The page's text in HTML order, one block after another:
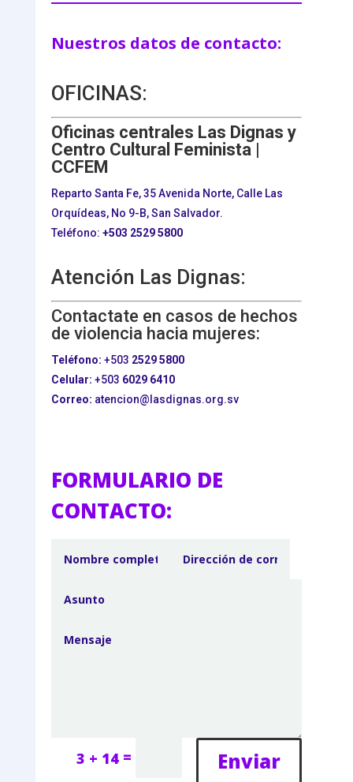
Nuestros datos de contacto:
OFICINAS:
Oficinas centrales Las Dignas y
Centro Cultural Feminista |
CCFEM
Reparto Santa Fe, 35 Avenida Norte, Calle Las
Orquídeas, No 9-B, San Salvador.
Teléfono: +503 2529 5800
Atención Las Dignas:
Contactate en casos de hechos
de violencia hacia mujeres:
Teléfono: +503 2529 5800
Celular: +503 6029 6410
Correo: atencion@lasdignas.org.sv
FORMULARIO DE
CONTACTO:
3 + 14 = Enviar